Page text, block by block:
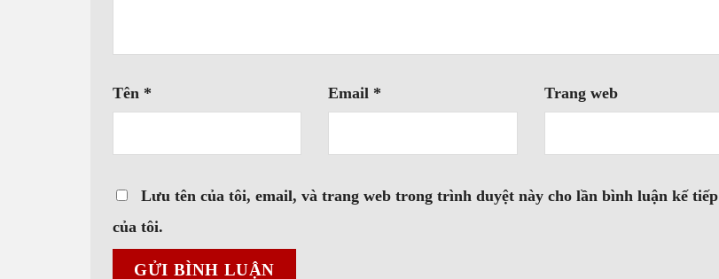
Tên * Email * Trang web
Lưu tên của tôi, email, và trang web trong trình duyệt này cho lần bình luận kế tiếp
của tôi.